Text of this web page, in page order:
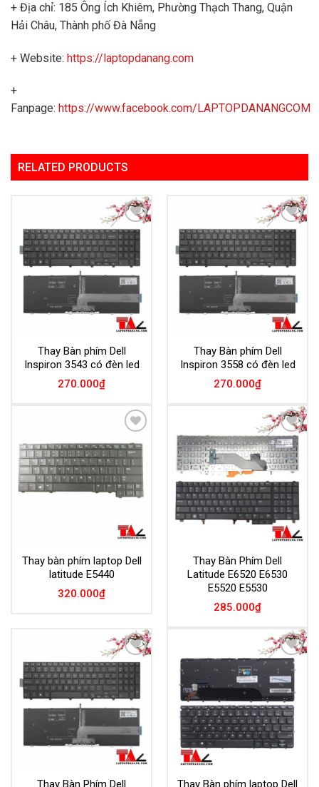
+ Địa chỉ: 185 Ông Ích Khiêm, Phường Thạch Thang, Quận
Hải Châu, Thành phố Đà Nẵng
+ Website: https://laptopdanang.com
+
Fanpage: https://www.facebook.com/LAPTOPDANANGCOM
RELATED PRODUCTS
Add to
Wishlist
Thay Bàn phím Dell
Inspiron 3543 có đèn led
270.000₫
Add to
Wishlist
Thay Bàn phím Dell
Inspiron 3558 có đèn led
270.000₫
Add to
Wishlist
Thay bàn phím laptop Dell
latitude E5440
320.000₫
Add to
Wishlist
Thay Bàn Phím Dell
Latitude E6520 E6530
E5520 E5530
285.000₫
Add to
Wishlist
Thay Bàn Phím Dell
Add to
Wishlist
Thay Bàn phím laptop Dell